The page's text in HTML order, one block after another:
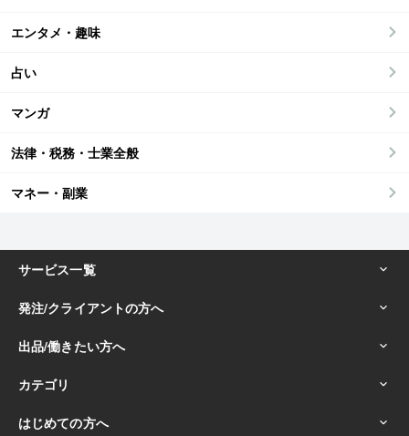
エンタメ・趣味
占い
マンガ
法律・税務・士業全般
マネー・副業